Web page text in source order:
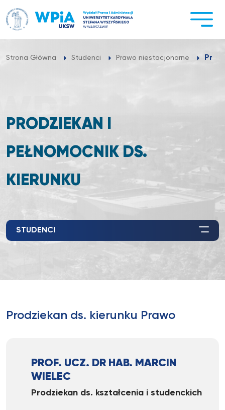
do
treści
Strona Główna Studenci Prawo niestacjonarne
PRODZIEKAN I
PEŁNOMOCNIK DS.
KIERUNKU
STUDENCI
Prodziekan ds. kierunku Prawo
PROF. UCZ. DR HAB. MARCIN
WIELEC
Prodziekan ds. kształcenia i studenckich